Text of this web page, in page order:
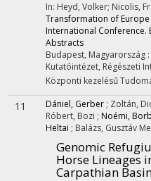
In: Heyd, Volker; Nicolis,
Transformation of Europe
International Conference.
Abstracts
Budapest, Magyarország :
Kutatóintézet, Régészeti
Központi kezelésű
11 Dániel, Gerber ; Zoltán,
Róbert, Bozi ; Noémi,
Heltai ; Balázs, Gusztáv
Genomic
Horse Lineages
Carpathian